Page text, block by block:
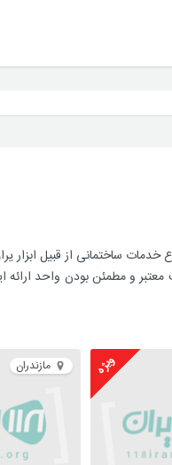
خدمات ساختمانی از قبیل
و مطمئن بودن واحد
ویژه مازندران